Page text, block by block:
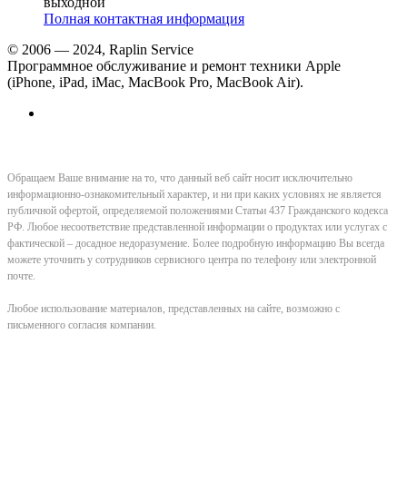
Полная контактная информация
© 2006 — 2024, Raplin Service
Программное обслуживание и ремонт техники Apple
(iPhone, iPad, iMac, MacBook Pro, MacBook Air).
Обращаем Ваше внимание на то, что данный веб сайт носит исключительно
информационно-ознакомительный характер, и ни при каких условиях не является
публичной офертой, определяемой положениями Статьи 437 Гражданского кодекса
РФ. Любое несоответствие представленной информации о продуктах или услугах с
фактической – досадное недоразумение. Более подробную информацию Вы всегда
можете уточнить у сотрудников сервисного центра по телефону или электронной
почте.
Любое использование материалов, представленных на сайте, возможно с
письменного согласия компании.